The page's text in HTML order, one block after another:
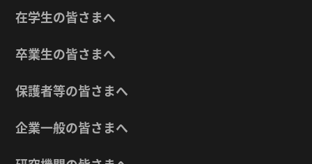
在学生の皆さまへ
卒業生の皆さまへ
保護者等の皆さまへ
企業一般の皆さまへ